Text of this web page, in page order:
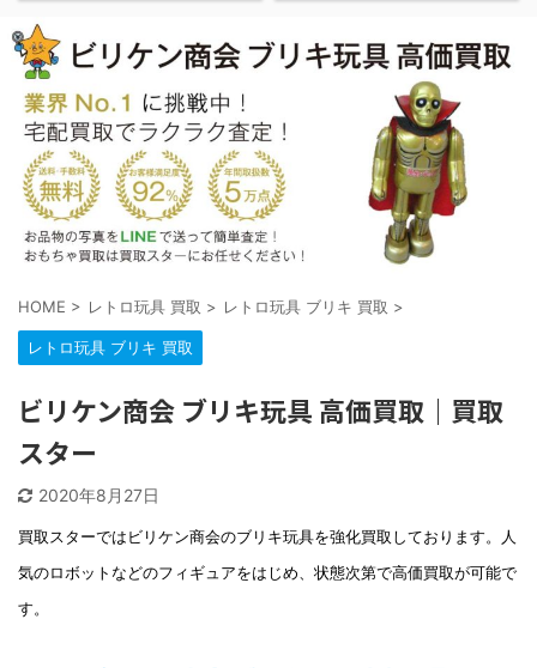
HOME > レトロ玩具 買取 > レトロ玩具 ブリキ 買取 >
レトロ玩具 ブリキ 買取
ビリケン商会 ブリキ玩具 高価買取｜買取
スター
2020年8月27日
買取スターではビリケン商会のブリキ玩具を強化買取しております。人
気のロボットなどのフィギュアをはじめ、状態次第で高価買取が可能で
す。